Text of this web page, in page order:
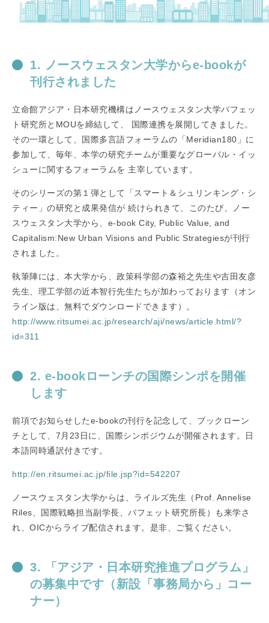
1. ノースウェスタン大学からe-bookが
刊行されました
立命館アジア・日本研究機構はノースウェスタン大学バフェッ
ト研究所とMOUを締結して、 国際連携を展開してきました。
その一環として、国際多言語フォーラムの「Meridian180」に
参加して、毎年、本学の研究チームが重要なグローバル・イッ
シューに関するフォーラムを 主宰しています。
そのシリーズの第１弾として「スマート＆シュリンキング・シ
ティー」の研究と成果発信が 続けられきて、このたび、ノー
スウェスタン大学から、e-book City, Public Value, and
Capitalism:New Urban Visions and Public Strategiesが刊行
されました。
執筆陣には、本大学から、政策科学部の森裕之先生や吉田友彦
先生、理工学部の近本智行先生たちが加わっております（オン
ライン版は、無料でダウンロードできます）。
http://www.ritsumei.ac.jp/research/aji/news/article.html/?
id=311
2. e-bookローンチの国際シンポを開催
します
前項でお知らせしたe-bookの刊行を記念して、ブックローン
チとして、7月23日に、国際シンポジウムが開催されます。日
本語同時通訳付きです。
http://en.ritsumei.ac.jp/file.jsp?id=542207
ノースウェスタン大学からは、ライルズ先生（Prof. Annelise
Riles、国際戦略担当副学長、バフェット研究所長）も来学さ
れ、OICからライブ配信されます。是非、ご覧ください。
3. 「アジア・日本研究推進プログラム」
の募集中です（新設「事務局から」コー
ナー）